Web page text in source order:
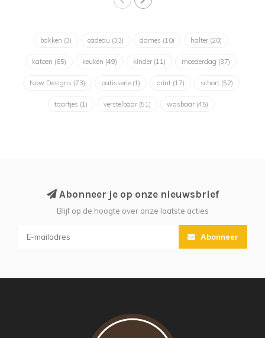
bakken (3) cadeau (33) dames (10) halter (20)
katoen (65) keuken (49) kinder (11) moederdag (37)
Now Designs (73) patisserie (1) print (17) schort (52)
taartjes (1) verstelbaar (51) wasbaar (45)
Abonneer je op onze nieuwsbrief
Blijf op de hoogte over onze laatste acties
Abonneer